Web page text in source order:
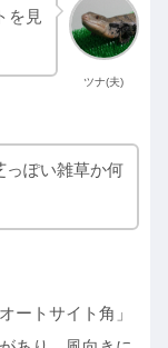
ツナ(夫)
を見
ぽい雑草か何
ートサイト角」